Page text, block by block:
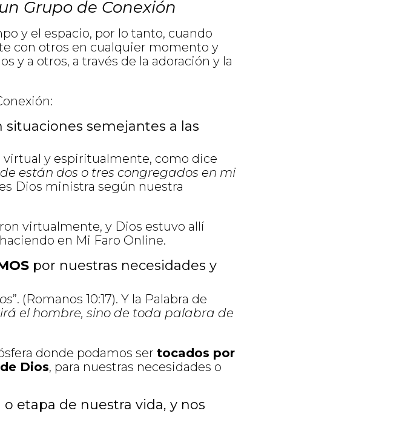
Grupo de Conexión
y el espacio, por lo tanto, cuando
con otros en cualquier momento y
y a otros, a través de la adoración y la
semejantes a las
y espiritualmente, como dice
están dos o tres congregados en mi
Dios ministra según nuestra
virtualmente, y Dios estuvo allí
en Mi Faro Online.
por nuestras necesidades y
”. (Romanos 10:17). Y la Palabra de
el hombre, sino de toda palabra de
donde podamos ser tocados por
Dios, para nuestras necesidades o
etapa de nuestra vida, y nos